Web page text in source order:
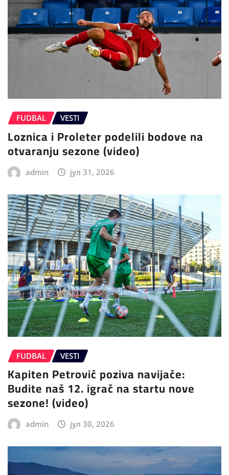
FUDBAL VESTI
Loznica i Proleter podelili bodove na
otvaranju sezone (video)
admin јул 31, 2026
FUDBAL VESTI
Kapiten Petrović poziva navijače:
Budite naš 12. igrač na startu nove
sezone! (video)
admin јул 30, 2026